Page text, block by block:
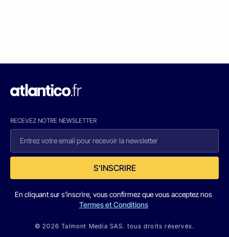
RECEVEZ NOTRE NEWSLETTER
S'INSCRIRE
En cliquant sur s'inscrire, vous confirmez que vous acceptez nos
Termes et Conditions
© 2026 Talmont Media SAS. tous droits réservés.